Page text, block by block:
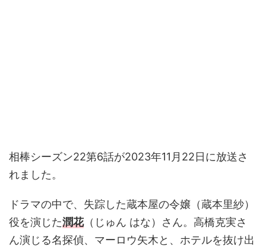
相棒シーズン22第6話が2023年11月22日に放送さ
れました。
ドラマの中で、失踪した蔵本屋の令嬢（蔵本里紗）
役を演じた潤花（じゅん はな）さん。高橋克実さ
ん演じる名探偵、マーロウ矢木と、ホテルを抜け出